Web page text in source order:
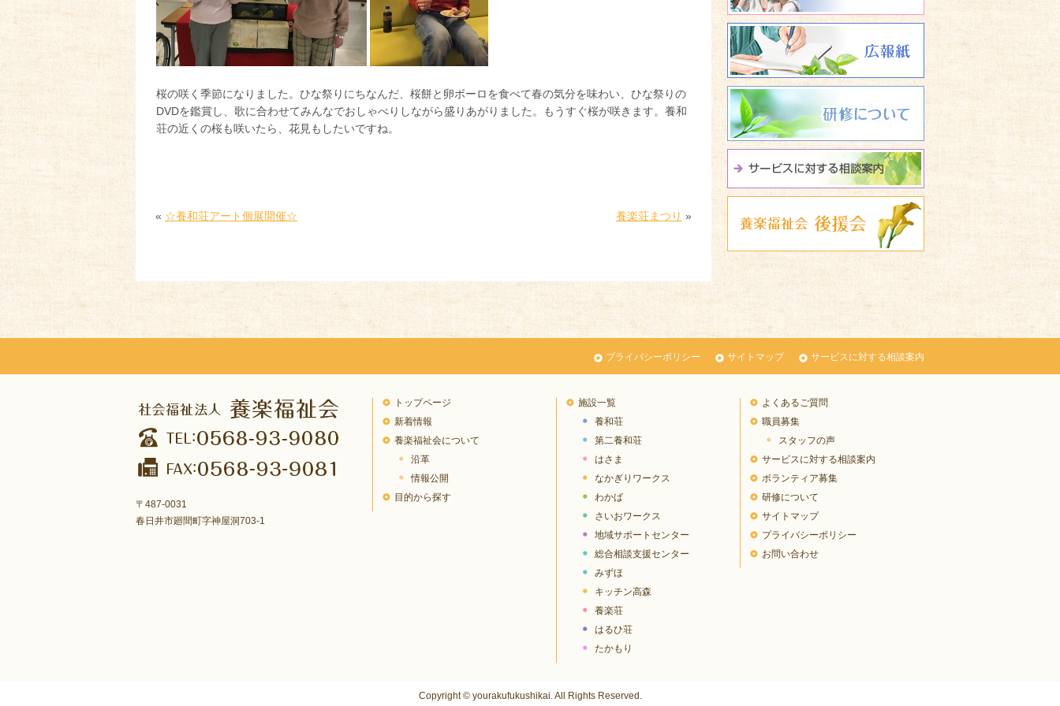
桜の咲く季節になりました。ひな祭りにちなんだ、桜餅と卵ボーロを食べて春の気分を味わい、ひな祭りの
DVDを鑑賞し、歌に合わせてみんなでおしゃべりしながら盛りあがりました。もうすぐ桜が咲きます。養和
荘の近くの桜も咲いたら、花見もしたいですね。
« ☆養和荘アート個展開催☆ 養楽荘まつり »
サービスに関する相談
養楽福祉会 後援会
プライバシーポリシー サイトマップ サービスに対する相談案内
〒487-0031
春日井市廻間町字神屋洞703-1
トップページ
新着情報
養楽福祉会について
沿革
情報公開
目的から探す
施設一覧
養和荘
第二養和荘
はさま
なかぎりワークス
わかば
さいおワークス
地域サポートセンター
総合相談支援センター
みずほ
キッチン高森
養楽荘
はるひ荘
たかもり
よくあるご質問
職員募集
スタッフの声
サービスに対する相談案内
ボランティア募集
研修について
サイトマップ
プライバシーポリシー
お問い合わせ
Copyright © yourakufukushikai. All Rights Reserved.